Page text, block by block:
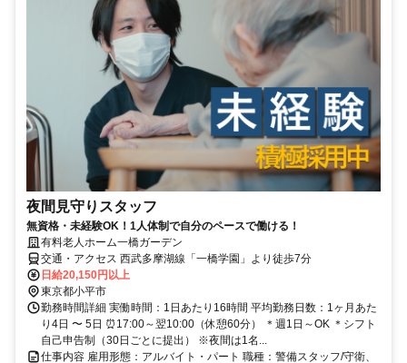
夜間見守りスタッフ
無資格・未経験OK！1人体制で自分のペースで働ける！
有料老人ホーム一橋ガーデン
交通・アクセス 西武多摩湖線「一橋学園」より徒歩7分
日給20,150円以上
東京都小平市
勤務時間詳細 実働時間：1日あたり16時間 平均勤務日数：1ヶ月あた
り4日 〜 5日 ⏰17:00～翌10:00（休憩60分） ＊週1日～OK ＊シフト
自己申告制（30日ごとに提出） ※夜間は1名...
仕事内容 雇用形態：アルバイト・パート 職種：警備スタッフ/守衛、